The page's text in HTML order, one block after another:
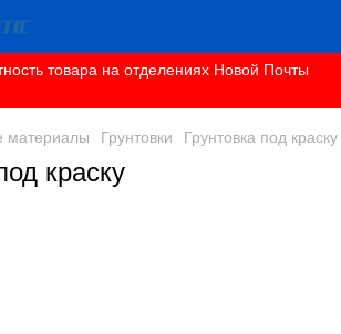
товара на отделениях Новой Почты
материалы Грунтовки Грунтовка под краску
краску